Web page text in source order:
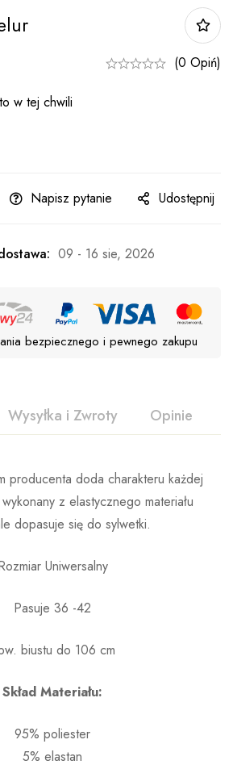
(0 Opiń)
w tej chwili
Napisz pytanie Udostępnij
09 - 16 sie, 2026
bezpiecznego i pewnego zakupu
Wysyłka i Zwroty Opinie
producenta doda charakteru każdej
z elastycznego materiału
dopasuje się do sylwetki.
Uniwersalny
Pasuje 36 -42
biustu do 106 cm
Skład Materiału:
95% poliester
5% elastan